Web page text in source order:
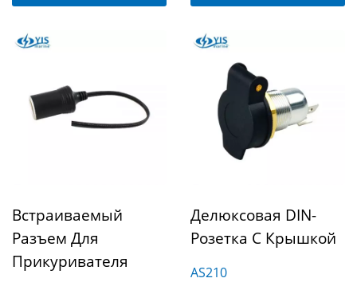
Встраиваемый
Разъем Для
Прикуривателя
Делюксовая DIN-
Розетка С Крышкой
AS210